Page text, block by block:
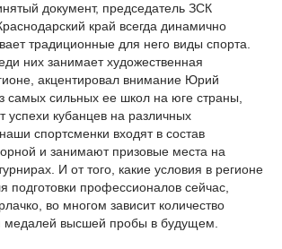
документ, председатель ЗСК
край всегда динамично
традиционные для него виды спорта.
них занимает художественная
акцентировал внимание Юрий
самых сильных ее школ на юге страны,
успехи кубанцев на различных
спортсменки входят в состав
и занимают призовые места на
И от того, какие условия в регионе
подготовки профессионалов сейчас,
во многом зависит количество
медалей высшей пробы в будущем.